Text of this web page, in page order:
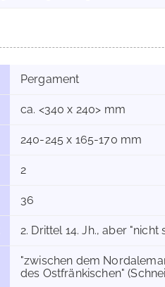
Pergament
ca. <340 x 240> mm
240-245 x 165-170 mm
2
36
2. Drittel 14. Jh., aber
"zwischen dem
des Ostfränkischen"